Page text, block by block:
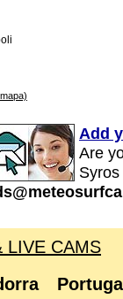
Add
Are
LIVE CAMS